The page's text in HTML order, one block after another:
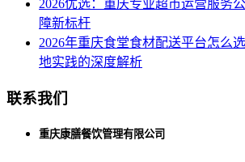
2026优选：重庆专业超市运营服务
障新标杆
2026年重庆食堂食材配送平台怎么
地实践的深度解析
联系我们
重庆康膳餐饮管理有限公司